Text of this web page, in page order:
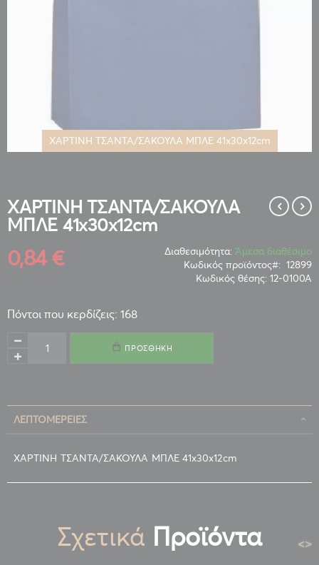
ΧΑΡΤΙΝΗ ΤΣΑΝΤΑ/ΣΑΚΟΥΛΑ ΜΠΛΕ 41x30x12cm
της
συλλογής
εικόνων
ΧΑΡΤΙΝΗ ΤΣΑΝΤΑ/ΣΑΚΟΥΛΑ
ΜΠΛΕ 41x30x12cm
0,84 € Διαθεσιμότητα: Άμεσα διαθέσιμο
Κωδικός προϊόντος
12899
Κωδικός θέσης: 12-0100Α
Πόντοι που κερδίζεις: 168
ΠΡΟΣΘΉΚΗ
ΛΕΠΤΟΜΈΡΕΙΕΣ
ΧΑΡΤΙΝΗ ΤΣΑΝΤΑ/ΣΑΚΟΥΛΑ ΜΠΛΕ 41x30x12cm
Σχετικά Προϊόντα <>